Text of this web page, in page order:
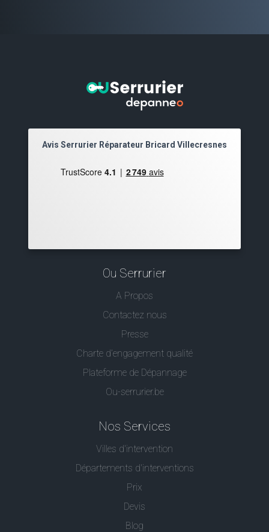
Avis Serrurier Réparateur Bricard Villecresnes
Ou Serrurier
A Propos
Contactez nous
Presse
Charte d’engagement qualité
Plateforme de Dépannage
Ou-serrurier.be
Nos Services
Villes d'intervention
Départements d'interventions
Prix
Devis
Blog